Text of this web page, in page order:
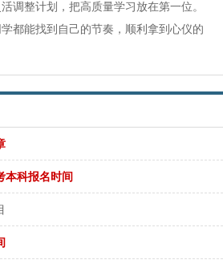
调整计划，把高质量学习放在第一位。
都能找到自己的节奏，顺利拿到心仪的
本科报名时间